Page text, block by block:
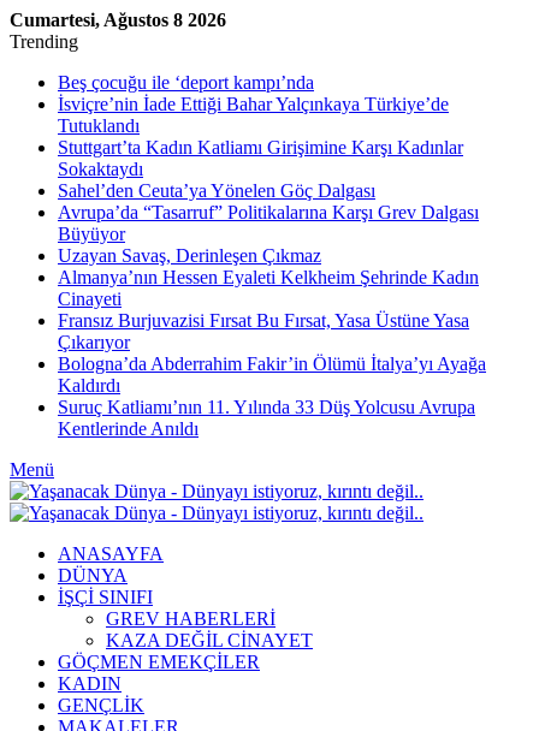
Cumartesi, Ağustos 8 2026
Trending
Beş çocuğu ile ‘deport kampı’nda
İsviçre’nin İade Ettiği Bahar Yalçınkaya Türkiye’de
Tutuklandı
Stuttgart’ta Kadın Katliamı Girişimine Karşı Kadınlar
Sokaktaydı
Sahel’den Ceuta’ya Yönelen Göç Dalgası
Avrupa’da “Tasarruf” Politikalarına Karşı Grev Dalgası
Büyüyor
Uzayan Savaş, Derinleşen Çıkmaz
Almanya’nın Hessen Eyaleti Kelkheim Şehrinde Kadın
Cinayeti
Fransız Burjuvazisi Fırsat Bu Fırsat, Yasa Üstüne Yasa
Çıkarıyor
Bologna’da Abderrahim Fakir’in Ölümü İtalya’yı Ayağa
Kaldırdı
Suruç Katliamı’nın 11. Yılında 33 Düş Yolcusu Avrupa
Kentlerinde Anıldı
Menü
ANASAYFA
DÜNYA
İŞÇİ SINIFI
GREV HABERLERİ
KAZA DEĞİL CİNAYET
GÖÇMEN EMEKÇİLER
KADIN
GENÇLİK
MAKALELER